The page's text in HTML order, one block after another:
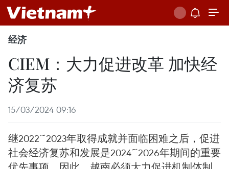
经济
CIEM：大力促进改革 加快经
济复苏
15/03/2024 09:16
继2022~2023年取得成就并面临困难之后，促进
社会经济复苏和发展是2024~2026年期间的重要